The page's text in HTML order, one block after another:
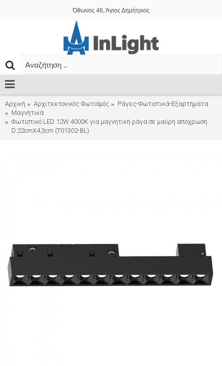
Όθωνος 46, Άγιος Δημήτριος
Αρχική Αρχιτεκτονικός Φωτισμός
Ράγες-Φωτιστικά-Εξαρτήματα
Μαγνητικά
Φωτιστικό LED 12W 4000K για μαγνητική ράγα σε μαύρη απόχρωση
D:22cmX4,3cm (T01302-BL)